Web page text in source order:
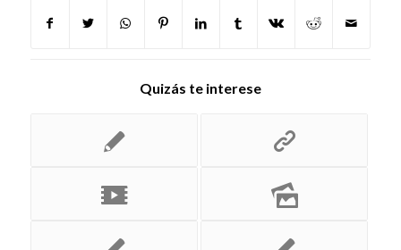
Quizás te interese